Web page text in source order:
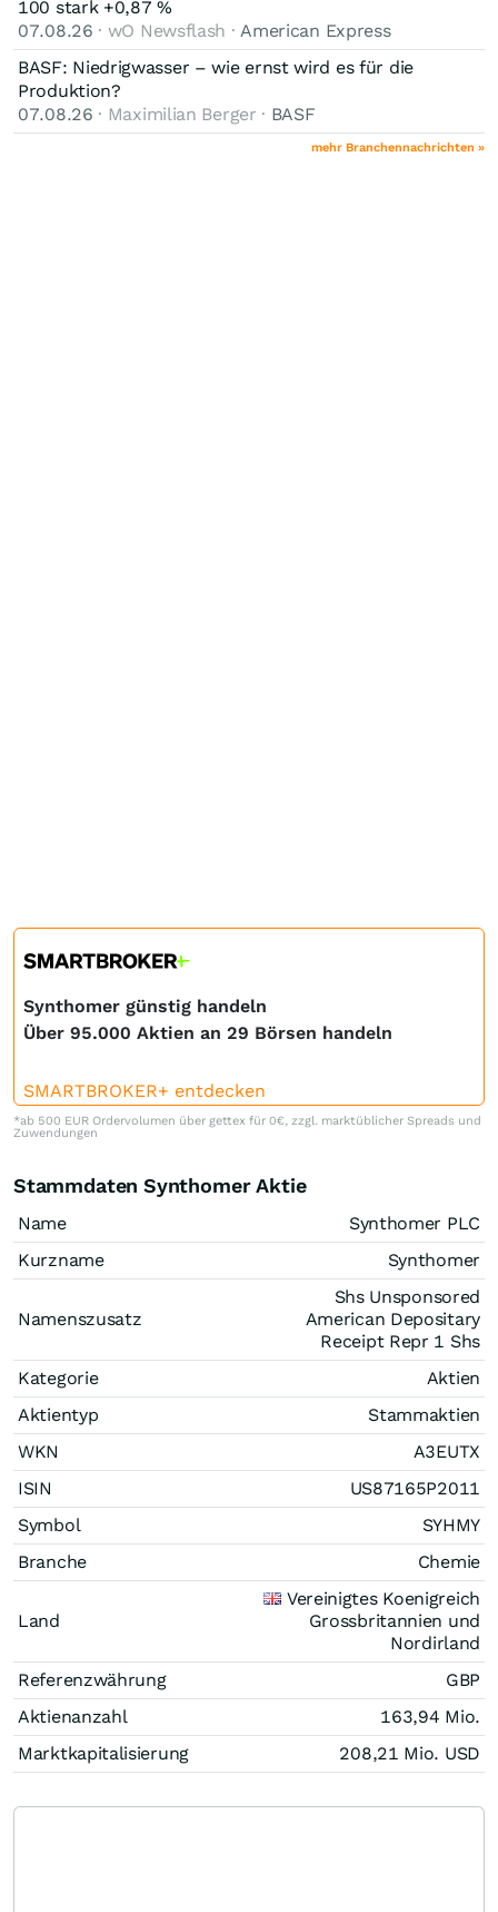
100 stark +0,87 %
07.08.26 · wO Newsflash · American Express
BASF: Niedrigwasser – wie ernst wird es für die
Produktion?
07.08.26 · Maximilian Berger · BASF
mehr Branchennachrichten »
Synthomer günstig handeln
Über 95.000 Aktien an 29 Börsen handeln
SMARTBROKER+ entdecken
*ab 500 EUR Ordervolumen über gettex für 0€, zzgl. marktüblicher Spreads und
Zuwendungen
Stammdaten Synthomer Aktie
Name
Synthomer PLC
Kurzname
Synthomer
Namenszusatz
Shs Unsponsored
American Depositary
Receipt Repr 1 Shs
Kategorie
Aktien
Aktientyp
Stammaktien
WKN
A3EUTX
ISIN
US87165P2011
Symbol
SYHMY
Branche
Chemie
Land
Vereinigtes Koenigreich
Grossbritannien und
Nordirland
Referenzwährung
GBP
Aktienanzahl
163,94 Mio.
Marktkapitalisierung
208,21 Mio. USD